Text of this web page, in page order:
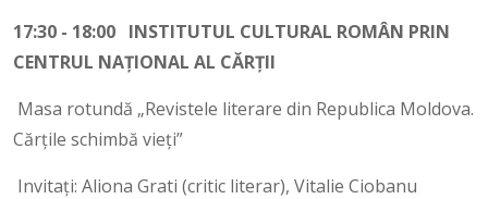
17:30 - 18:00 INSTITUTUL CULTURAL ROMÂN PRIN
CENTRUL NAȚIONAL AL CĂRȚII
Masa rotundă „Revistele literare din Republica Moldova.
Cărțile schimbă vieți”
Invitați: Aliona Grati (critic literar), Vitalie Ciobanu